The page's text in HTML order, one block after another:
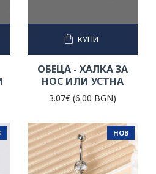
ОБЕЦА - ХАЛКА ЗА
НОС ИЛИ УСТНА
3.07€ (6.00 BGN)
КУПИ
НОВ